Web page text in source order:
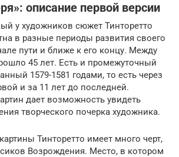
описание первой версии
у художников сюжет Тинторетто
в разные периоды развития своего
пути и ближе к его концу. Между
45 лет. Есть и промежуточный
1579-1581 годами, то есть через
и за 11 лет до последней.
дает возможность увидеть
творческого почерка художника.
Тинторетто имеет много черт,
Возрождения. Место, в котором